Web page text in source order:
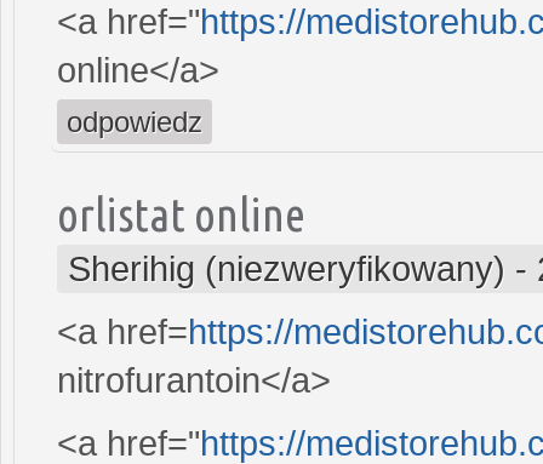
<a href="https://
online</a>
odpowiedz
orlistat online
Sherihig (niezweryfikowany) -
<a href=https://
nitrofurantoin</a>
<a href="https://